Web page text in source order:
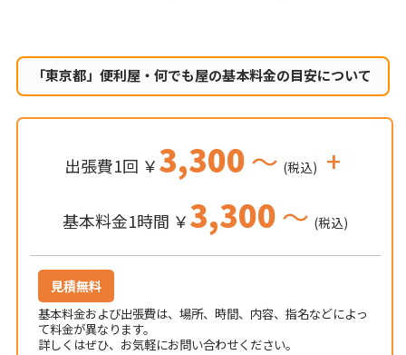
「東京都」便利屋・何でも屋の基本料金の目安について
出張費1回 ￥3,300～ (税込) +
基本料金1時間 ￥3,300～ (税込)
見積無料
基本料金および出張費は、場所、時間、内容、指名などによっ
て料金が異なります。
詳しくはぜひ、お気軽にお問い合わせください。